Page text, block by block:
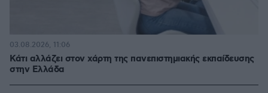
Κάτι αλλάζει στον χάρτη της πανεπιστημιακής εκπαίδευσης
στην Ελλάδα
03.08.2026, 11:06